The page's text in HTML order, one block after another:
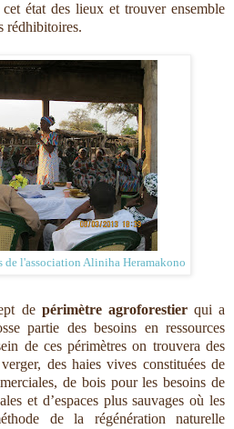
état des lieux et trouver ensemble
rédhibitoires.
de l'association Aliniha Heramakono
de périmètre agroforestierqui a
partie des besoins en ressources
de ces périmètres on trouvera des
des haies vives constituées de
de bois pour les besoins de
et d’espaces plus sauvages où les
de la régénération naturelle